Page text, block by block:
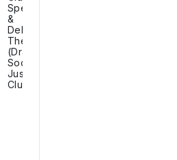
Speech
&
Debate,
Thespians
(Drama),
Social
Justice
Club.